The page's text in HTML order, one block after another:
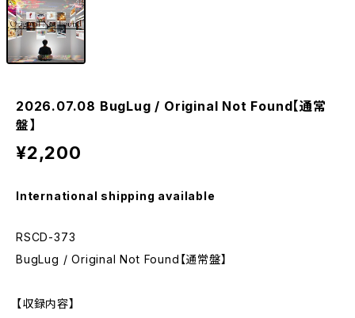
2026.07.08 BugLug / Original Not Found【通常
盤】
¥2,200
International shipping available
RSCD-373
BugLug / Original Not Found【通常盤】
【収録内容】